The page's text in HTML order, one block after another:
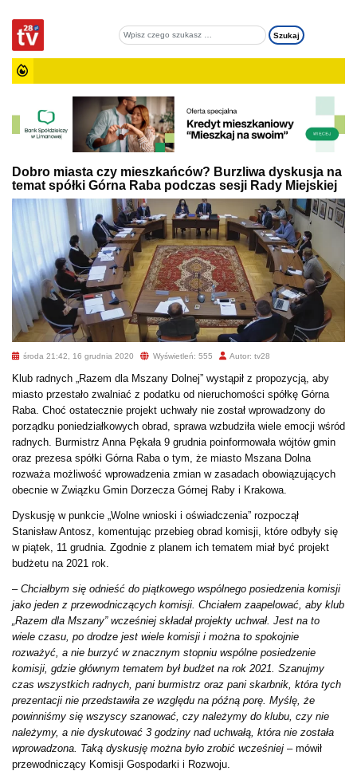
Dobro miasta czy mieszkańców? Burzliwa dyskusja na
temat spółki Górna Raba podczas sesji Rady Miejskiej
środa 21:42, 16 grudnia 2020 Wyświetleń: 555 Autor: tv28
Klub radnych „Razem dla Mszany Dolnej” wystąpił z propozycją, aby
miasto przestało zwalniać z podatku od nieruchomości spółkę Górna
Raba. Choć ostatecznie projekt uchwały nie został wprowadzony do
porządku poniedziałkowych obrad, sprawa wzbudziła wiele emocji wśród
radnych. Burmistrz Anna Pękała 9 grudnia poinformowała wójtów gmin
oraz prezesa spółki Górna Raba o tym, że miasto Mszana Dolna
rozważa możliwość wprowadzenia zmian w zasadach obowiązujących
obecnie w Związku Gmin Dorzecza Górnej Raby i Krakowa.
Dyskusję w punkcie „Wolne wnioski i oświadczenia” rozpoczął
Stanisław Antosz, komentując przebieg obrad komisji, które odbyły się
w piątek, 11 grudnia. Zgodnie z planem ich tematem miał być projekt
budżetu na 2021 rok.
– Chciałbym się odnieść do piątkowego wspólnego posiedzenia komisji
jako jeden z przewodniczących komisji. Chciałem zaapelować, aby klub
„Razem dla Mszany” wcześniej składał projekty uchwał. Jest na to
wiele czasu, po drodze jest wiele komisji i można to spokojnie
rozważyć, a nie burzyć w znacznym stopniu wspólne posiedzenie
komisji, gdzie głównym tematem był budżet na rok 2021. Szanujmy
czas wszystkich radnych, pani burmistrz oraz pani skarbnik, która tych
prezentacji nie przedstawiła ze względu na późną porę. Myślę, że
powinniśmy się wszyscy szanować, czy należymy do klubu, czy nie
należymy, a nie dyskutować 3 godziny nad uchwałą, która nie została
wprowadzona. Taką dyskusję można było zrobić wcześniej – mówił
przewodniczący Komisji Gospodarki i Rozwoju.